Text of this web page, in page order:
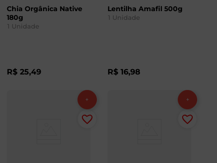
Chia Orgânica Native
180g
1 Unidade
R$ 25,49
Lentilha Amafil 500g
1 Unidade
R$ 16,98